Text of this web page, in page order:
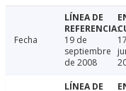
Fecha
19 de
septiembre
de 2008